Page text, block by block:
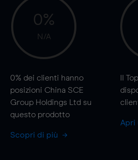
0%
N/A
0% dei clienti hanno
posizioni China SCE
Group Holdings Ltd su
questo prodotto
Scopri di più
Il
Apri